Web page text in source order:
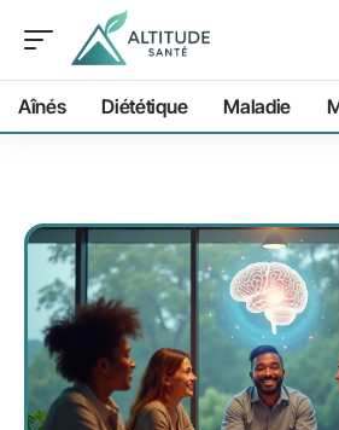
Aînés Diététique Maladie